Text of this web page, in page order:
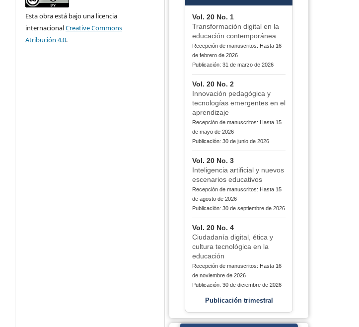
Esta obra está bajo una licencia
internacionalCreative Commons
Atribución 4.0.
Vol. 20 No. 1
Transformación digital en la
educación contemporánea
Recepción de manuscritos: Hasta 16
de febrero de 2026
Publicación: 31 de marzo de 2026
Vol. 20 No. 2
Innovación pedagógica y
tecnologías emergentes en el
aprendizaje
Recepción de manuscritos: Hasta 15
de mayo de 2026
Publicación: 30 de junio de 2026
Vol. 20 No. 3
Inteligencia artificial y nuevos
escenarios educativos
Recepción de manuscritos: Hasta 15
de agosto de 2026
Publicación: 30 de septiembre de 2026
Vol. 20 No. 4
Ciudadanía digital, ética y
cultura tecnológica en la
educación
Recepción de manuscritos: Hasta 16
de noviembre de 2026
Publicación: 30 de diciembre de 2026
Publicación trimestral